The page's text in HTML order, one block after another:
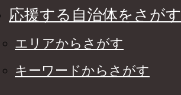
応援する自治体をさがす
エリアからさがす
キーワードからさがす